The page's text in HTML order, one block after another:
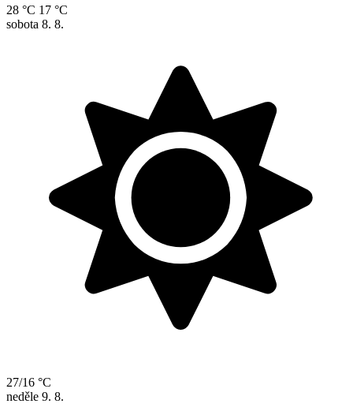
28 °C 17 °C
sobota 8. 8.
27/16 °C
neděle 9. 8.